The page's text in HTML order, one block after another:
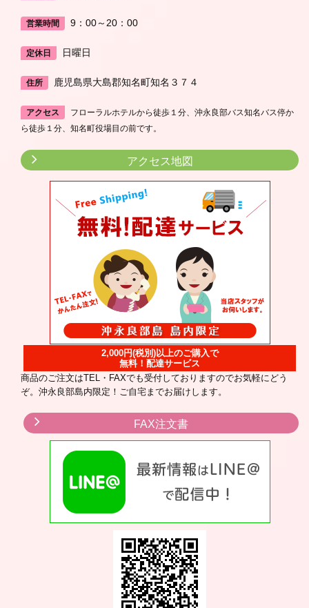
営業時間 9：00～20：00
定休日 日曜日
住所 鹿児島県大島郡知名町知名３７４
アクセス
フローラルホテルから徒歩１分、沖永良部バス知名バス停か
ら徒歩１分、知名町役場目の前です。
アクセス地図
2,000円(税別)以上のご購入で
無料！配達サービス
商品のご注文はTEL・FAXでも受付しておりますのでお気軽にどう
ぞ。沖永良部島内限定！ご自宅までお届けします。
FAX注文書